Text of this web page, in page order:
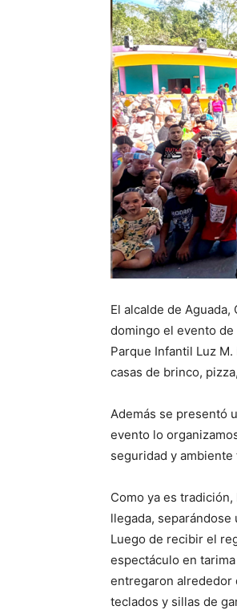
El alcalde de
domingo el evento de
Parque Infantil Luz
casas de brinco,
Además se presentó
evento lo
seguridad y ambiente
Como ya es
llegada, separándose
Luego de recibir el
espectáculo en
entregaron alrededor
teclados y sillas de